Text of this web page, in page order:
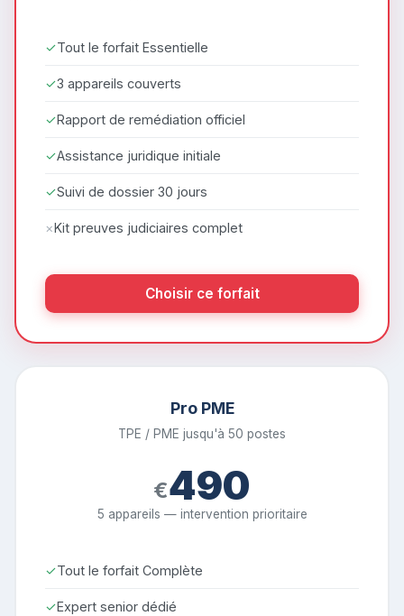
✓Tout le forfait Essentielle
✓3 appareils couverts
✓Rapport de remédiation officiel
✓Assistance juridique initiale
✓Suivi de dossier 30 jours
×Kit preuves judiciaires complet
Choisir ce forfait
Pro PME
TPE / PME jusqu'à 50 postes
€490
5 appareils — intervention prioritaire
✓Tout le forfait Complète
✓Expert senior dédié